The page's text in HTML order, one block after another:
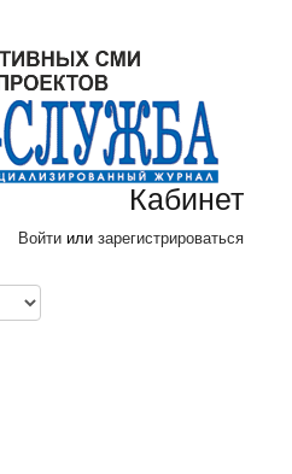
Кабинет
Войти или зарегистрироваться